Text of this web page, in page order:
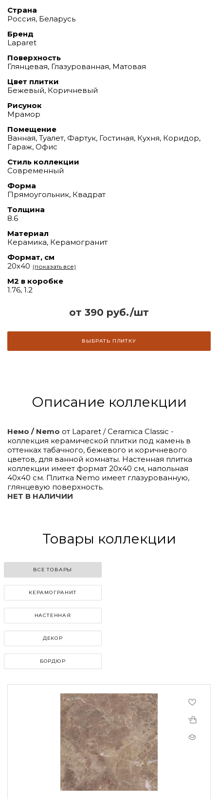
от 390 руб./шт
ВЫБРАТЬ ПЛИТКУ
Страна
Россия, Беларусь
Бренд
Laparet
Поверхность
Глянцевая, Глазурованная, Матовая
Цвет плитки
Бежевый, Коричневый
Рисунок
Мрамор
Помещение
Ванная, Туалет, Фартук, Гостиная, Кухня, Коридор,
Гараж, Офис
Стиль коллекции
Современный
Форма
Прямоугольник, Квадрат
Толщина
8.6
Материал
Керамика, Керамогранит
Формат, см
20х40 (показать все)
М2 в коробке
1.76, 1.2
Описание коллекции
Немо / Nemo от Laparet / Ceramica Classic -
коллекция керамической плитки под камень в
оттенках табачного, бежевого и коричневого
цветов, для ванной комнаты. Настенная плитка
коллекции имеет формат 20х40 см, напольная
40х40 см. Плитка Nemo имеет глазурованную,
глянцевую поверхность.
НЕТ В НАЛИЧИИ
Товары коллекции
ВСЕ ТОВАРЫ
КЕРАМОГРАНИТ
НАСТЕННАЯ
ДЕКОР
БОРДЮР